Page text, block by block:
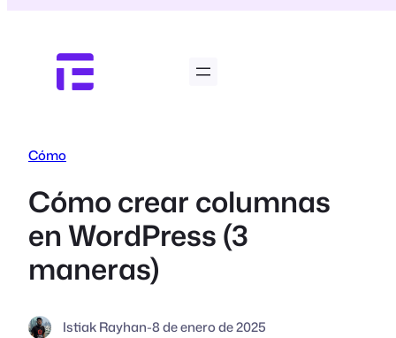
contenido
Cómo
Cómo crear columnas
en WordPress (3
maneras)
Istiak Rayhan-8 de enero de 2025